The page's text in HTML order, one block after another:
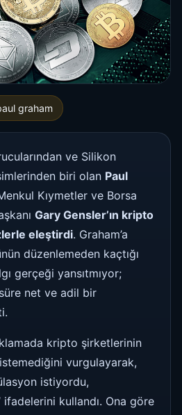
graham
ve Silikon
biri olan Paul
Kıymetler ve Borsa
Gary Gensler’ın kripto
eleştirdi. Graham’a
düzenlemeden kaçtığı
gerçeği yansıtmıyor;
net ve adil bir
kripto şirketlerinin
vurgulayarak,
istiyordu,
kullandı. Ona göre